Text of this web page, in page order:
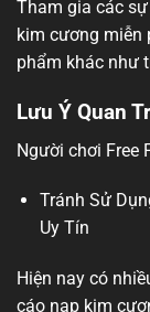
Tham gia các
kim cương miễn
phẩm khác như
Lưu Ý Quan
Người chơi Free
Tránh Sử
Uy Tín
Hiện nay có
cáo nạp kim